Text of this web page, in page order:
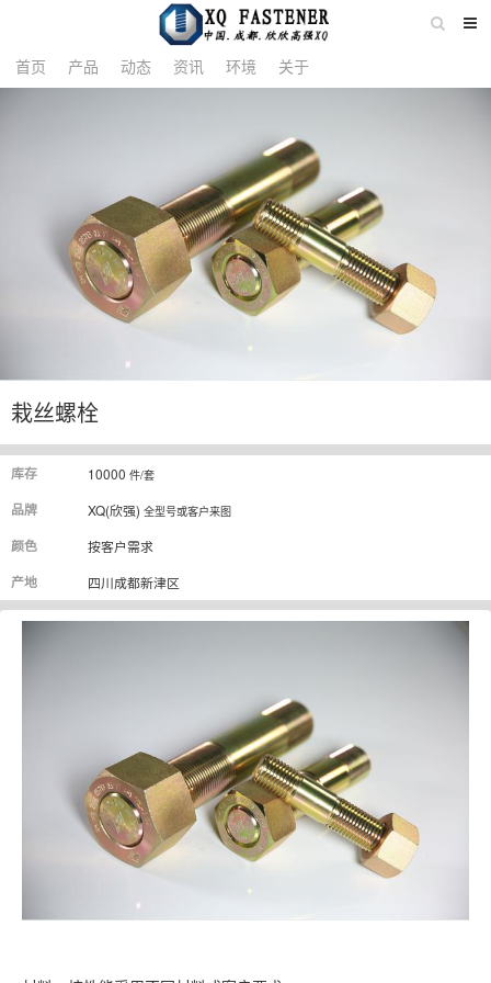
详情
首页 产品 动态 资讯 环境 关于
栽丝螺栓
库存 10000 件/套
品牌 XQ(欣强) 全型号或客户来图
颜色
按客户需求
产地
四川成都新津区